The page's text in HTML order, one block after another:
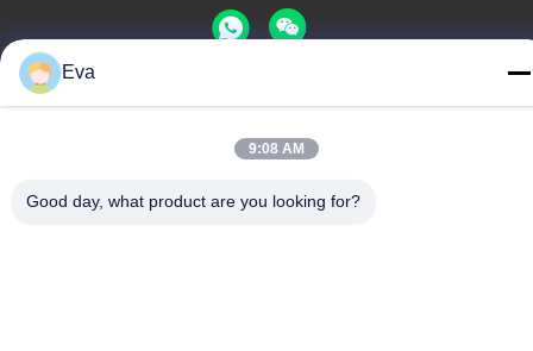
Politique de confidentialité| Plan du site
-2026 MCREAT (GUANGZHOU) BIO-TECH CO.,LTD Tous les
Eva
9:08 AM
Good day, what product are you looking for?